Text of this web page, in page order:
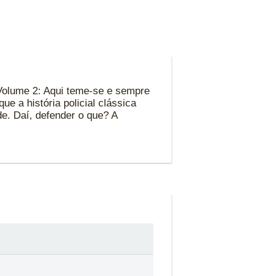
2: Aqui teme-se e sempre
a história policial clássica
Daí, defender o que? A